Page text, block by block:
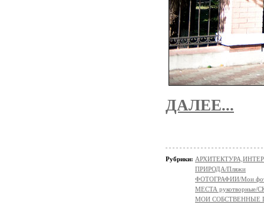
ДАЛЕЕ...
Рубрики:
ПРИРОДА/Пляжи
ФОТОГРАФИИ/Мои
МЕСТА
МОИ СОБСТВЕННЫЕ